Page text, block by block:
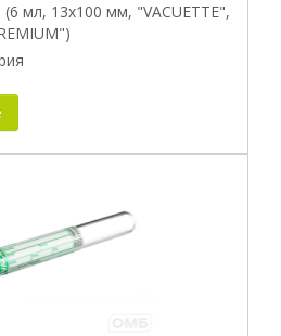
мл, 13х100 мм, "VACUETTE",